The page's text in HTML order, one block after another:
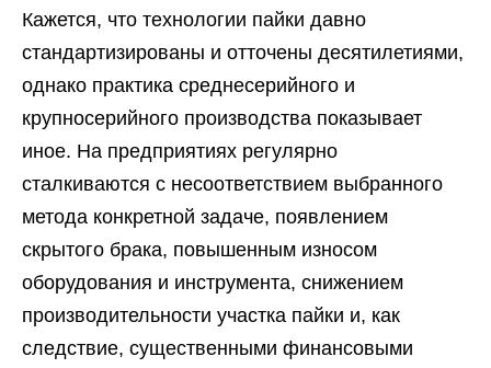
Кажется, что технологии пайки давно
стандартизированы и отточены десятилетиями,
однако практика среднесерийного и
крупносерийного производства показывает
иное. На предприятиях регулярно
сталкиваются с несоответствием выбранного
метода конкретной задаче, появлением
скрытого брака, повышенным износом
оборудования и инструмента, снижением
производительности участка пайки и, как
следствие, существенными финансовыми